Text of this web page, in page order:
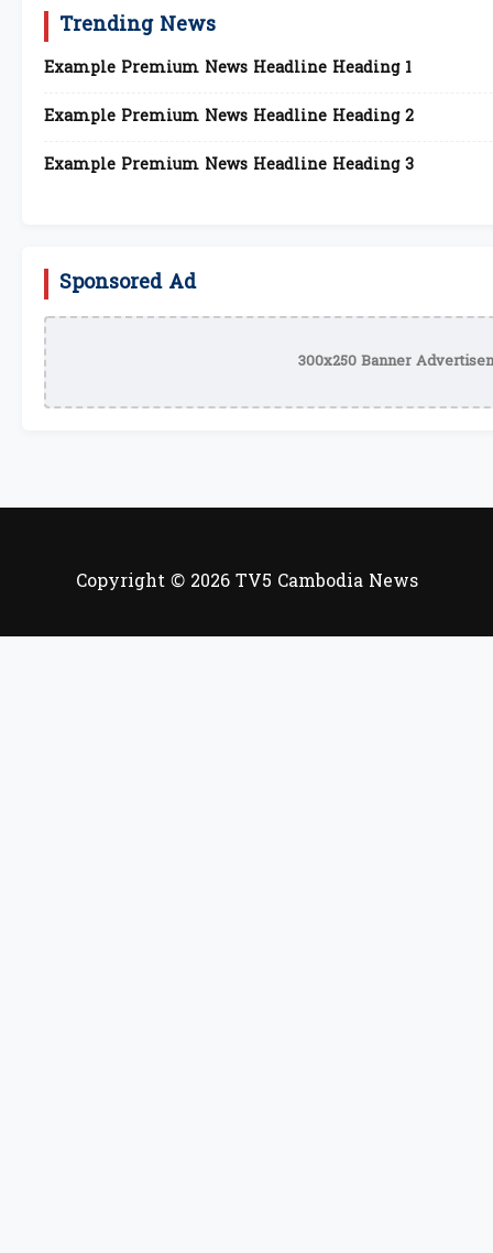
Trending News
Example Premium News Headline Heading 1
Example Premium News Headline Heading 2
Example Premium News Headline Heading 3
Sponsored Ad
300x250 Banner
Copyright © 2026 TV5 Cambodia News